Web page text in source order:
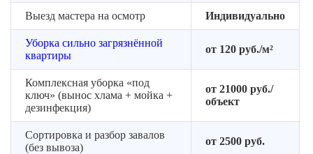
Выезд мастера на осмотр Индивидуально
Уборка сильно загрязнённой
квартиры
от 120 руб./м²
Комплексная уборка «под
ключ» (вынос хлама + мойка +
дезинфекция)
от 21000 руб./
объект
Сортировка и разбор завалов
(без вывоза)
от 2500 руб.